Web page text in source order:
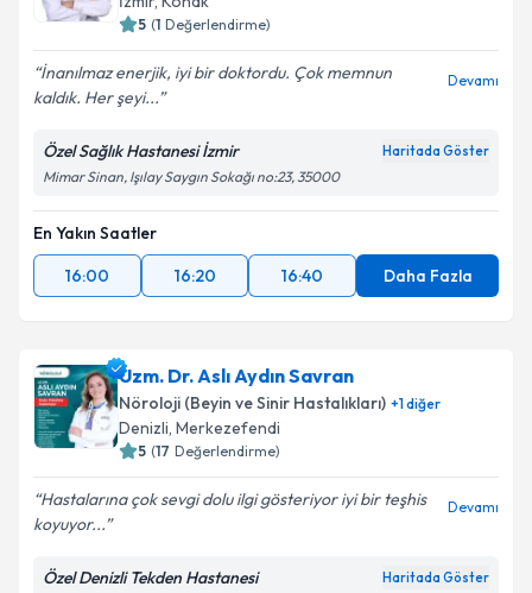
5 (1 Değerlendirme)
İnanılmaz enerjik, iyi bir doktordu. Çok memnun
kaldık. Her şeyi...
Devamı
Özel Sağlık Hastanesi İzmir Haritada Göster
Mimar Sinan, Işılay Saygın Sokağı no:23, 35000
En Yakın Saatler
16:00
16:20 16:40 Daha Fazla
Uzm. Dr. Aslı Aydın Savran
Nöroloji (Beyin ve Sinir Hastalıkları) +1diğer
Denizli, Merkezefendi
5 (17 Değerlendirme)
Hastalarına çok sevgi dolu ilgi gösteriyor iyi bir teşhis
koyuyor...
Devamı
Özel Denizli Tekden Hastanesi Haritada Göster